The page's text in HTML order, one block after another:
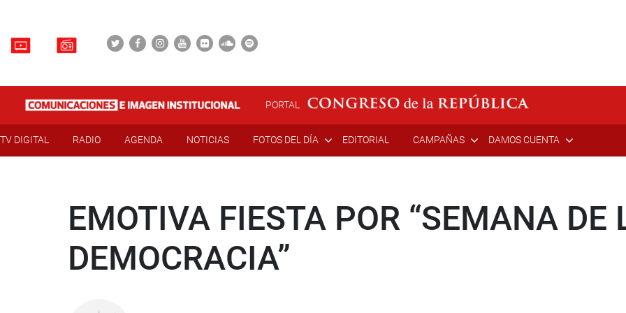
PORTAL
TV DIGITAL RADIO AGENDA NOTICIAS FOTOS DEL DÍA EDITORIAL CAMPAÑAS DAMOS CUENTA
EMOTIVA FIESTA POR “SEMANA DE
DEMOCRACIA”